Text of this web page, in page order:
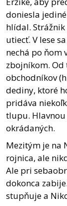
doniesla
hlídal. Strážnik
utiecť. V lese
nechá po ňom
zbojníkom.
obchodníkov
dediny, ktoré
pridáva
tlupu. Hlavnou
okrádaných.
Mezitým je na
rojnica, ale
Ale pri
dokonca
stupňuje a